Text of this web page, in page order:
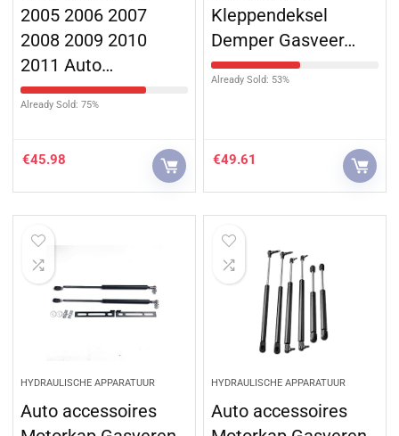
2005 2006 2007
2008 2009 2010
2011 Auto…
Already Sold: 75%
€45.98
Kleppendeksel
Demper Gasveer…
Already Sold: 53%
€49.61
HYDRAULISCHE APPARATUUR
Auto accessoires
HYDRAULISCHE APPARATUUR
Auto accessoires